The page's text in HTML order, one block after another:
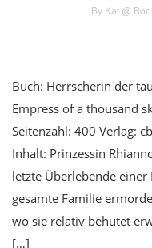
By Kat @
Buch: Herrscherin der
Empress of a thousand
Seitenzahl: 400 Verlag:
Inhalt: Prinzessin
letzte Überlebende
gesamte Familie
wo sie relativ behütet
[…]